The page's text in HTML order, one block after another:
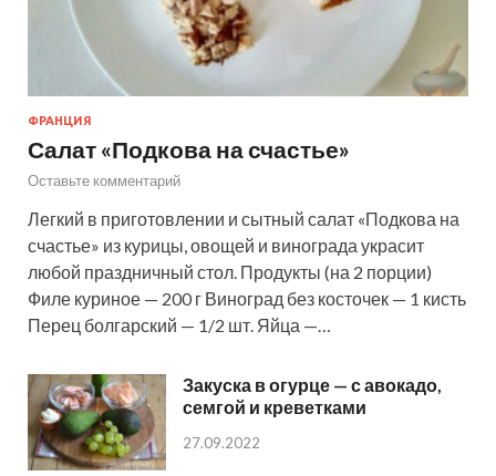
ФРАНЦИЯ
Салат «Подкова на счастье»
Оставьте комментарий
Легкий в приготовлении и сытный салат «Подкова на
счастье» из курицы, овощей и винограда украсит
любой праздничный стол. Продукты (на 2 порции)
Филе куриное — 200 г Виноград без косточек — 1 кисть
Перец болгарский — 1/2 шт. Яйца —…
Закуска в огурце — с авокадо,
семгой и креветками
27.09.2022